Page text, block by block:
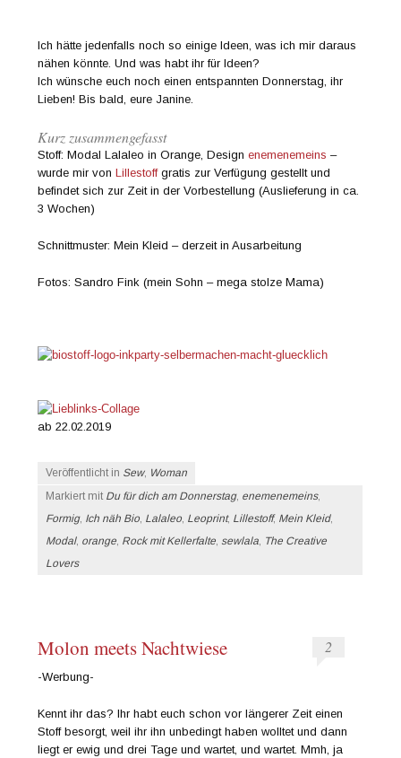
Ich hätte jedenfalls noch so einige Ideen, was ich mir daraus
nähen könnte. Und was habt ihr für Ideen?
Ich wünsche euch noch einen entspannten Donnerstag, ihr
Lieben! Bis bald, eure Janine.
Kurz zusammengefasst
Stoff: Modal Lalaleo in Orange, Designenemenemeins –
wurde mir vonLillestoffgratis zur Verfügung gestellt und
befindet sich zur Zeit in der Vorbestellung (Auslieferung in ca.
3 Wochen)
Schnittmuster: Mein Kleid – derzeit in Ausarbeitung
Fotos: Sandro Fink (mein Sohn – mega stolze Mama)
ab 22.02.2019
Veröffentlicht in Sew, Woman
Markiert mit Du für dich am Donnerstag, enemenemeins,
Formig, Ich näh Bio, Lalaleo, Leoprint, Lillestoff, Mein Kleid,
Modal, orange, Rock mit Kellerfalte, sewlala, The Creative
Lovers
Molon meets Nachtwiese 2
-Werbung-
Kennt ihr das? Ihr habt euch schon vor längerer Zeit einen
Stoff besorgt, weil ihr ihn unbedingt haben wolltet und dann
liegt er ewig und drei Tage und wartet, und wartet. Mmh, ja